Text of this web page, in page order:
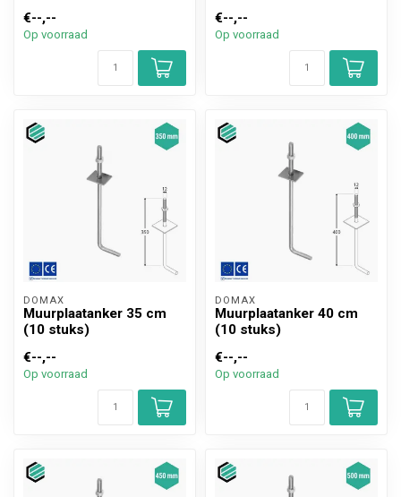
€--,--
Op voorraad
€--,--
Op voorraad
DOMAX
Muurplaatanker 35 cm
(10 stuks)
€--,--
Op voorraad
DOMAX
Muurplaatanker 40 cm
(10 stuks)
€--,--
Op voorraad